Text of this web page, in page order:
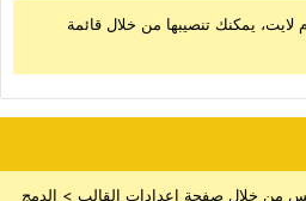
يمكنك تنصيبها من خلال قائمة